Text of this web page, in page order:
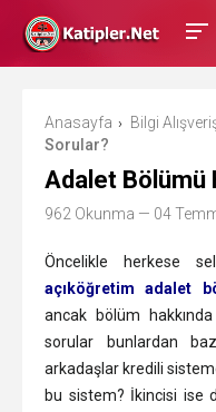
Anasayfa › Bilgi
Sorular?
Adalet Bölümü
962 Okunma — 04
Öncelikle herkese
açıköğretim adalet
ancak bölüm
sorular bunlardan
arkadaşlar kredili
bu sistem? İkincisi ise